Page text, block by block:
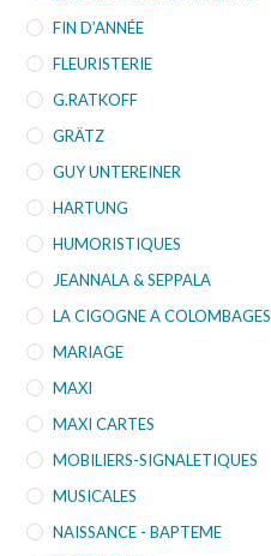
FIN D’ANNÉE
FLEURISTERIE
G.RATKOFF
GRÄTZ
GUY UNTEREINER
HARTUNG
HUMORISTIQUES
JEANNALA & SEPPALA
LA CIGOGNE A COLOMBAGES
MARIAGE
MAXI
MAXI CARTES
MOBILIERS-SIGNALETIQUES
MUSICALES
NAISSANCE - BAPTEME